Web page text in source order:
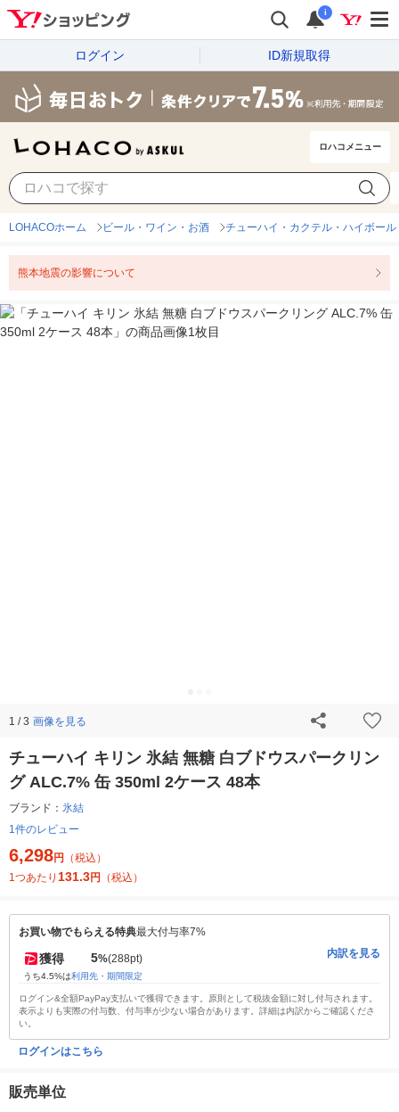
i
ログイン ID新規取得
ロハコメニュー
LOHACOホーム ビール・ワイン・お酒 チューハイ・カクテル・ハイボール
熊本地震の影響について
1 / 3 画像を見る
チューハイ キリン 氷結 無糖 白ブドウスパークリン
グ ALC.7% 缶 350ml 2ケース 48本
ブランド： 氷結
1件のレビュー
6,298円
（税込）
1つあたり 131.3円 （税込）
お買い物でもらえる特典最大付与率7%
獲得 5%(288pt)
うち4.5%は利用先・期間限定
内訳を見る
ログイン&全額PayPay支払いで獲得できます。原則として税抜金額に対し付与されます。
表示よりも実際の付与数、付与率が少ない場合があります。詳細は内訳からご確認くださ
い。
ログインはこちら
販売単位